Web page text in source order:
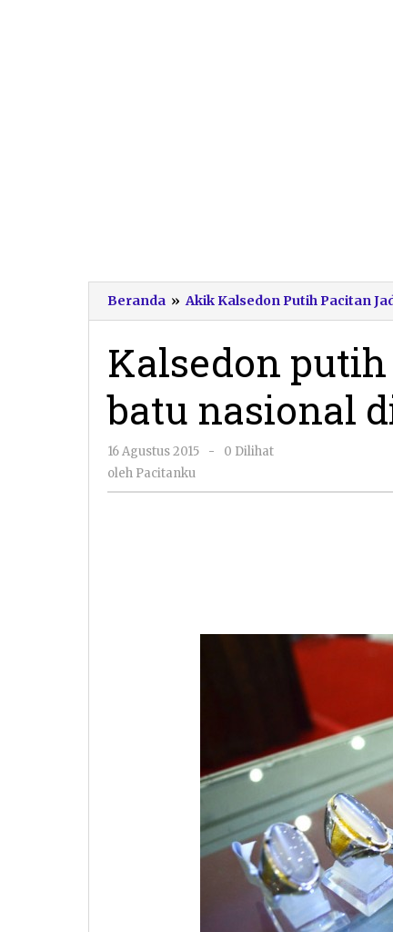
Beranda » Akik Kalsedon Putih Pacitan
Kalsedon
batu nasional
16 Agustus 2015
oleh
-
0 Dilihat
oleh Pacitanku